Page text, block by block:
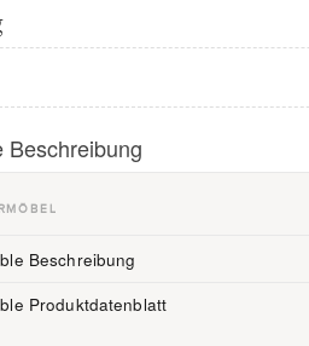
Beschreibung
Beschreibung
Produktdatenblatt